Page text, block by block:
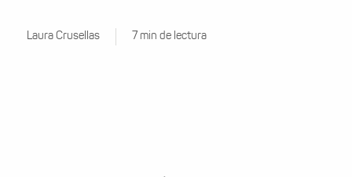
Laura Crusellas 7 min de lectura